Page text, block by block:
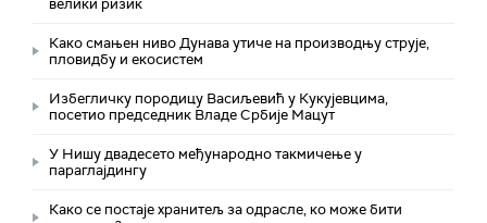
велики ризик
Како смањен ниво Дунава утиче на производњу струје,
пловидбу и екосистем
Избегличку породицу Васиљевић у Кукујевцима,
посетио председник Владе Србије Мацут
У Нишу двадесето међународно такмичење у
параглајдингу
Како се постаје хранитељ за одрасле, ко може бити